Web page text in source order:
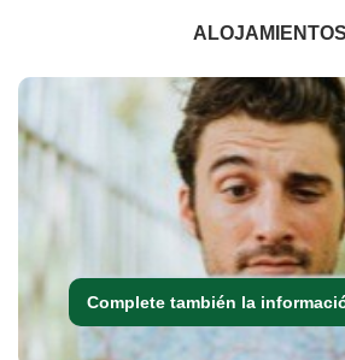
ALOJAMIENTOS
Complete también la